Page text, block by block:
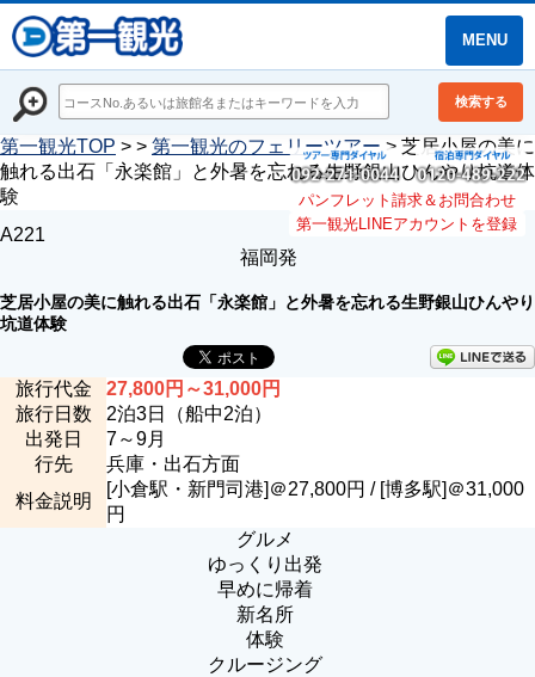
MENU
検索する
パンフレット請求＆お問合わせ
第一観光LINEアカウントを登録
第一観光TOP > > 第一観光のフェリーツアー> 芝居小屋の美に
触れる出石「永楽館」と外暑を忘れる生野銀山ひんやり坑道体
験
A221
福岡発
芝居小屋の美に触れる出石「永楽館」と外暑を忘れる生野銀山ひんやり
坑道体験
旅行代金 27,800円 ～31,000円
旅行日数
2泊3日（船中2泊）
出発日
7～9月
行先
兵庫・出石方面
料金説明
[小倉駅・新門司港]＠27,800円 / [博多駅]＠31,000
円
グルメ
ゆっくり出発
早めに帰着
新名所
体験
クルージング